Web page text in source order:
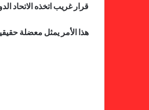
قرار غريب اتخذه الاتحاد
هذا الأمر يمثل معضلة